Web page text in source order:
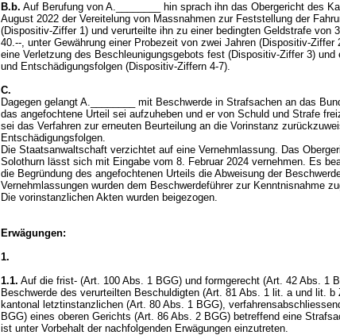
B.b. Auf Berufung von A.________ hin sprach ihn das Obergericht des
August 2022 der Vereitelung von Massnahmen zur Feststellung der
(Dispositiv-Ziffer 1) und verurteilte ihn zu einer bedingten Geldstrafe von
40.--, unter Gewährung einer Probezeit von zwei Jahren (Dispositiv-
eine Verletzung des Beschleunigungsgebots fest (Dispositiv-Ziffer 3) und
und Entschädigungsfolgen (Dispositiv-Ziffern 4-7).
C.
Dagegen gelangt A.________ mit Beschwerde in Strafsachen an das
das angefochtene Urteil sei aufzuheben und er von Schuld und Strafe
sei das Verfahren zur erneuten Beurteilung an die Vorinstanz
Entschädigungsfolgen.
Die Staatsanwaltschaft verzichtet auf eine Vernehmlassung. Das
Solothurn lässt sich mit Eingabe vom 8. Februar 2024 vernehmen. Es
die Begründung des angefochtenen Urteils die Abweisung der
Vernehmlassungen wurden dem Beschwerdeführer zur Kenntnisnahme
Die vorinstanzlichen Akten wurden beigezogen.
Erwägungen:
1.
1.1. Auf die frist- (Art. 100 Abs. 1 BGG) und formgerecht (Art. 42 Abs. 1
Beschwerde des verurteilten Beschuldigten (Art. 81 Abs. 1 lit. a und lit. b
kantonal letztinstanzlichen (Art. 80 Abs. 1 BGG),
BGG) eines oberen Gerichts (Art. 86 Abs. 2 BGG) betreffend eine
ist unter Vorbehalt der nachfolgenden Erwägungen einzutreten.